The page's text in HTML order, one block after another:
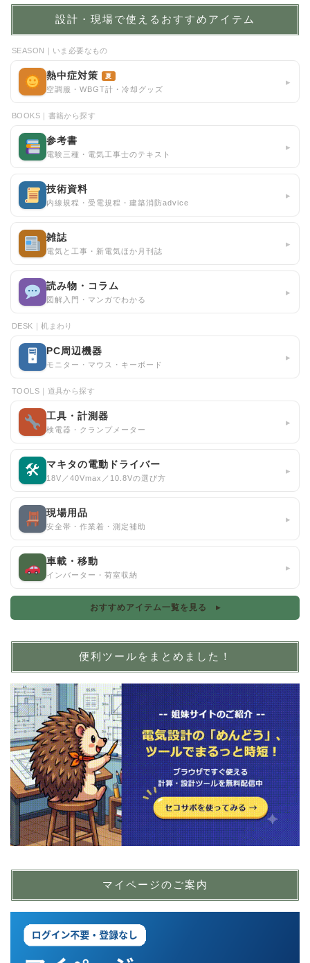
設計・現場で使えるおすすめアイテム
SEASON｜いま必要なもの
熱中症対策 夏
空調服・WBGT計・冷却グッズ
▸
BOOKS｜書籍から探す
参考書
電験三種・電気工事士のテキスト
▸
技術資料
内線規程・受電規程・建築消防advice
▸
雑誌
電気と工事・新電気ほか月刊誌
▸
読み物・コラム
図解入門・マンガでわかる
▸
DESK｜机まわり
🖥 PC周辺機器
モニター・マウス・キーボード
▸
TOOLS｜道具から探す
工具・計測器
検電器・クランプメーター
▸
🛠 マキタの電動ドライバー
18V／40Vmax／10.8Vの選び方
▸
現場用品
安全帯・作業着・測定補助
▸
車載・移動
インバーター・荷室収納
▸
おすすめアイテム一覧を見る ▸
便利ツールをまとめました！
マイページのご案内